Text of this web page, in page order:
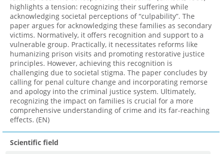
highlights a tension: recognizing their suffering while
acknowledging societal perceptions of “culpability”. The
paper argues for acknowledging these families as secondary
victims. Normatively, it offers recognition and support to a
vulnerable group. Practically, it necessitates reforms like
humanizing prison visits and promoting restorative justice
principles. However, achieving this recognition is
challenging due to societal stigma. The paper concludes by
calling for penal culture change and incorporating remorse
and apology into the criminal justice system. Ultimately,
recognizing the impact on families is crucial for a more
comprehensive understanding of crime and its far-reaching
effects. (EN)
Scientific field